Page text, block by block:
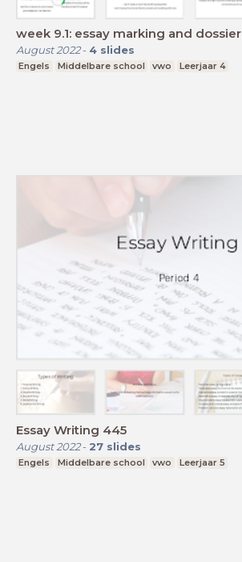
week 9.1: essay marking and dossier
August 2022- 4 slides
Engels Middelbare school vwo Leerjaar 4
Essay Writing 445
August 2022- 27 slides
Engels Middelbare school vwo Leerjaar 5